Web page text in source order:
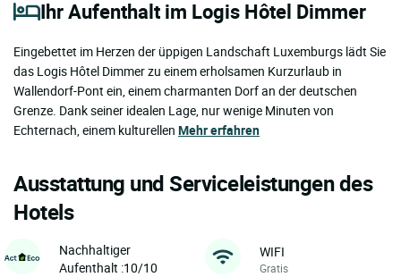
Ihr Aufenthalt im Logis Hôtel Dimmer
Eingebettet im Herzen der üppigen Landschaft Luxemburgs lädt Sie
das Logis Hôtel Dimmer zu einem erholsamen Kurzurlaub in
Wallendorf-Pont ein, einem charmanten Dorf an der deutschen
Grenze. Dank seiner idealen Lage, nur wenige Minuten von
Echternach, einem kulturellen Mehr erfahren
Ausstattung und Serviceleistungen des
Hotels
Nachhaltiger
Aufenthalt :10/10
WIFI
Gratis